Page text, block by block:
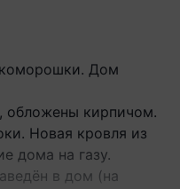
Дом
обложены кирпичом.
Новая кровля из
дома на газу.
в дом (на